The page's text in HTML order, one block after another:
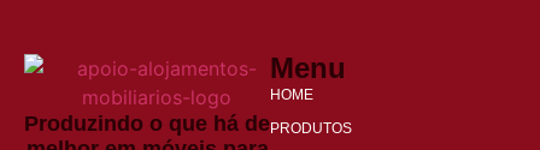
Produzindo o que há de
Menu
HOME
PRODUTOS